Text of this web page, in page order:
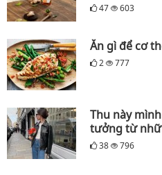
47 603
Ăn gì để cơ
2 777
Thu này
tưởng từ
38 796